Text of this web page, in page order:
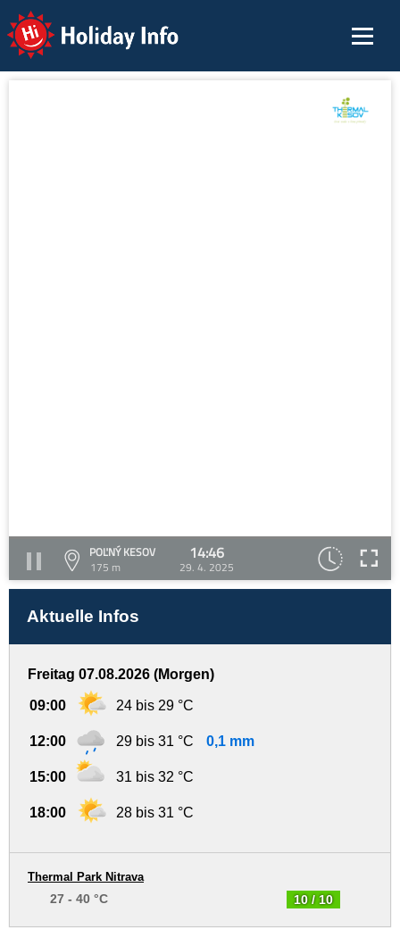
Holiday Info
POĽNÝ KESOV
175 m
14:46
29. 4. 2025
Aktuelle Infos
Freitag 07.08.2026 (Morgen)
09:00 24 bis 29 °C
12:00 29 bis 31 °C 0,1 mm
15:00 31 bis 32 °C
18:00 28 bis 31 °C
10 / 10
Thermal Park Nitrava
27 - 40 °C